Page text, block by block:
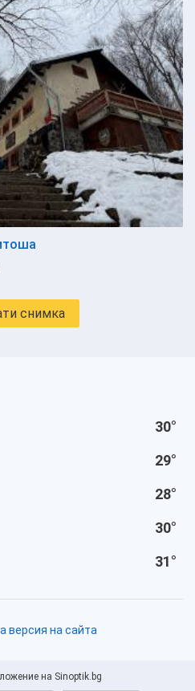
снимка
30°
29°
28°
30°
31°
версия на сайта
на Sinoptik.bg